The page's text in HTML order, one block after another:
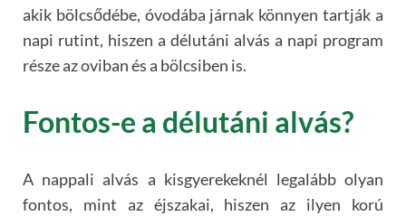
akik bölcsődébe, óvodába járnak könnyen tartják a
napi rutint, hiszen a délutáni alvás a napi program
része az oviban és a bölcsiben is.
Fontos-e a délutáni alvás?
A nappali alvás a kisgyerekeknél legalább olyan
fontos, mint az éjszakai, hiszen az ilyen korú